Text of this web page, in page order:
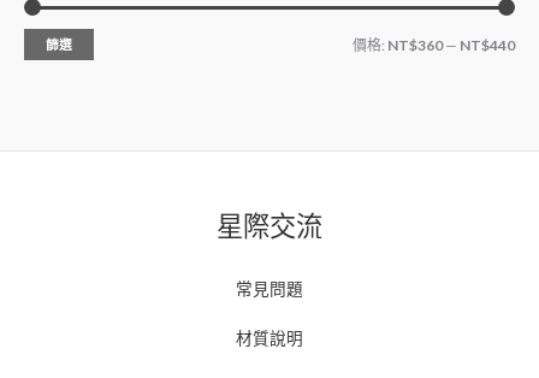
篩選 價格: NT$360— NT$440
星際交流
常見問題
材質說明